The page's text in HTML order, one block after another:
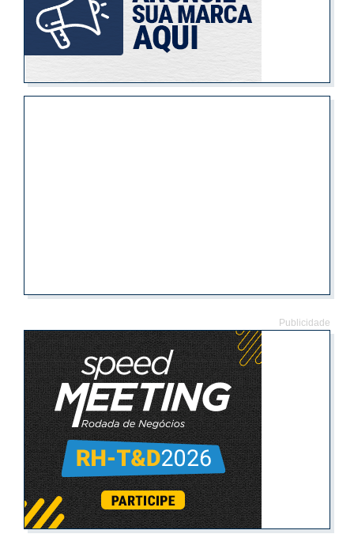
Publicidade